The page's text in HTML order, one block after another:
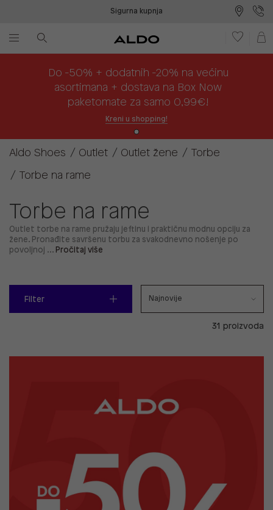
Sigurna kupnja
Do -50% + dodatnih -20% na većinu
asortimana + dostava na Box Now
paketomate za samo 0,99€!
Kreni u shopping!
Aldo Shoes Outlet Outlet žene
Torbe
Torbe na rame
Torbe na rame
Outlet torbe na rame pružaju jeftinu i praktičnu modnu opciju za
žene. Pronađite savršenu torbu za svakodnevno nošenje po
povoljnoj ... Pročitaj više
Filter
31 proizvoda